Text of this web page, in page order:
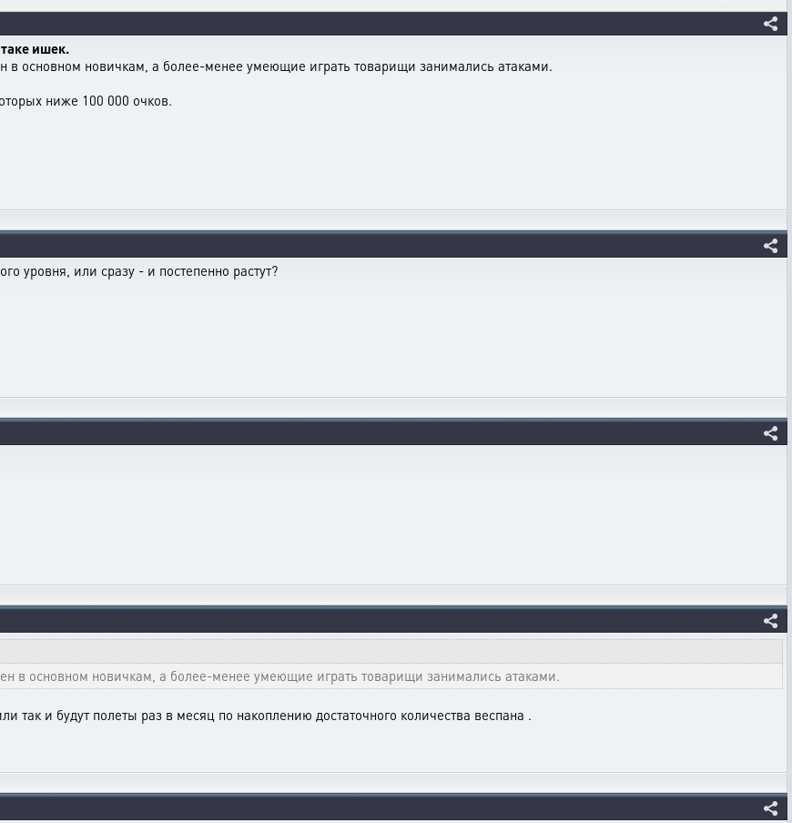
ишек.
в основном новичкам, а более-менее умеющие играть товарищи занимались атаками.
ниже 100 000 очков.
уровня, или сразу - и постепенно растут?
в основном новичкам, а более-менее умеющие играть товарищи занимались атаками.
так и будут полеты раз в месяц по накоплению достаточного количества веспана .